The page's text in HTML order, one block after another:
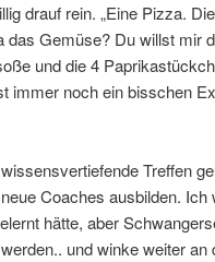
drauf rein. „Eine Pizza.
Gemüse? Du willst mir
und die 4
immer noch ein bisschen
Treffen
Coaches ausbilden.
hätte, aber
und winke weiter